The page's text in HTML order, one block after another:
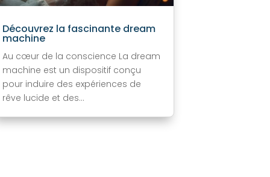
Découvrez la fascinante dream
machine
Au cœur de la conscience La dream
machine est un dispositif conçu
pour induire des expériences de
rêve lucide et des...